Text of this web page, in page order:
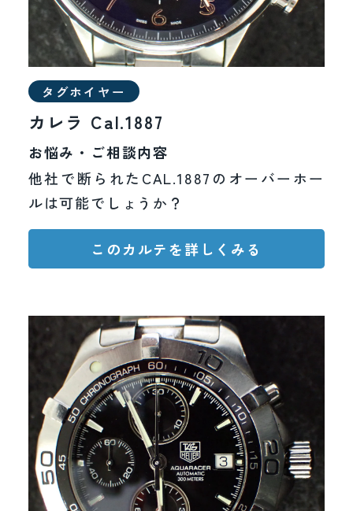
タグホイヤー
カレラ Cal.1887
お悩み・ご相談内容
他社で断られたCAL.1887のオーバーホー
ルは可能でしょうか？
このカルテを詳しくみる